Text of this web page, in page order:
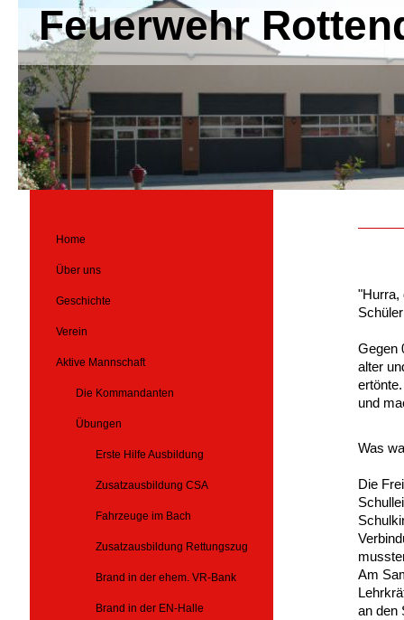
Feuerwehr
"Hurra,
Gegen
alter
und
Was
Die
Am
an den
Home
Über uns
Geschichte
Verein
Aktive Mannschaft
Die Kommandanten
Übungen
Erste Hilfe Ausbildung
Zusatzausbildung CSA
Fahrzeuge im Bach
Zusatzausbildung Rettungszug
Brand in der ehem. VR-Bank
Brand in der EN-Halle